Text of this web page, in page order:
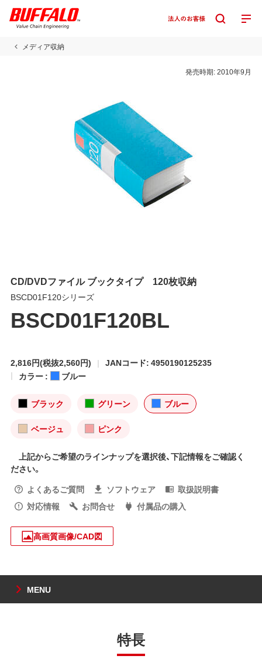
メディア収納
発売時期:2010年9月
CD/DVDファイル ブックタイプ 120枚収納
BSCD01F120シリーズ
BSCD01F120BL
2,816円(税抜2,560円)
JANコード: 4950190125235
カラー :
ブルー
ブラック グリーン ブルー
ベージュ ピンク
上記からご希望のラインナップを選択後、下記情報をご確認く
ださい。
よくあるご質問
ソフトウェア
取扱説明書
対応情報
お問合せ 付属品の購入
高画質画像/CAD図
MENU
特長